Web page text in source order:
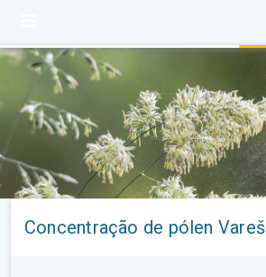
Concentração de pólen Vareš